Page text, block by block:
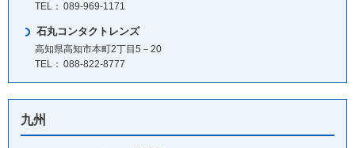
089-969-1171
石丸コンタクトレンズ
高知県高知市本町2丁目5－20
088-822-8777
九州